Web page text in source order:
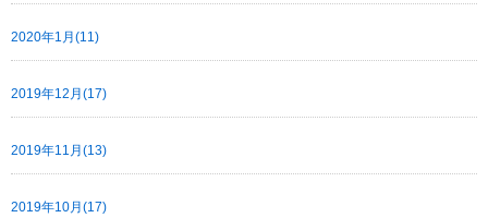
2020年1月(11)
2019年12月(17)
2019年11月(13)
2019年10月(17)